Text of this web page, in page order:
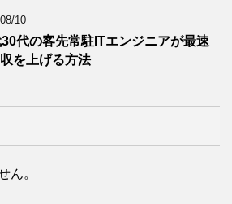
10
代の客先常駐ITエンジニアが最速
を上げる方法
ん。